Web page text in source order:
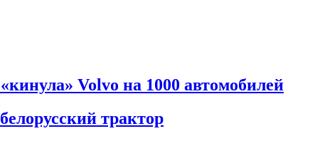
Volvo на 1000 автомобилей
трактор